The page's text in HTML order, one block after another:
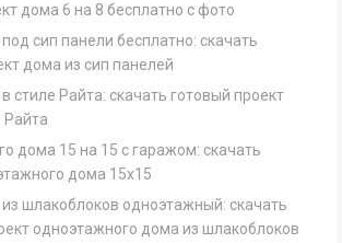
дома 6 на 8 бесплатно с фото
сип панели бесплатно: скачать
дома из сип панелей
стиле Райта: скачать готовый проект
Райта
дома 15 на 15 с гаражом: скачать
дома 15х15
шлакоблоков одноэтажный: скачать
одноэтажного дома из шлакоблоков